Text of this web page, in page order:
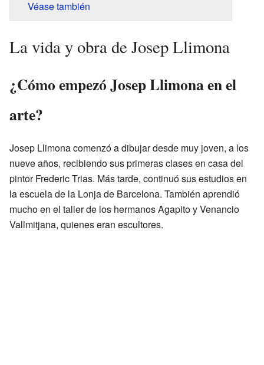
Véase también
La vida y obra de Josep Llimona
¿Cómo empezó Josep Llimona en el
arte?
Josep Llimona comenzó a dibujar desde muy joven, a los
nueve años, recibiendo sus primeras clases en casa del
pintor Frederic Trias. Más tarde, continuó sus estudios en
la escuela de la Lonja de Barcelona. También aprendió
mucho en el taller de los hermanos Agapito y Venancio
Vallmitjana, quienes eran escultores.